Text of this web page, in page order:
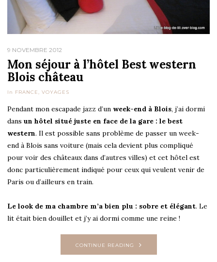
9 NOVEMBRE 2012
Mon séjour à l’hôtel Best western
Blois château
In FRANCE, VOYAGES
Pendant mon escapade jazz d’un week-end à Blois, j’ai dormi
dans un hôtel situé juste en face de la gare : le best
western. Il est possible sans problème de passer un week-
end à Blois sans voiture (mais cela devient plus compliqué
pour voir des châteaux dans d’autres villes) et cet hôtel est
donc particulièrement indiqué pour ceux qui veulent venir de
Paris ou d’ailleurs en train.
Le look de ma chambre m’a bien plu : sobre et élégant. Le
lit était bien douillet et j’y ai dormi comme une reine !
CONTINUE READING